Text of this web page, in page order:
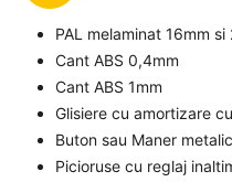
PAL melaminat 16mm si
Cant ABS 0,4mm
Cant ABS 1mm
Glisiere cu amortizare
Buton sau Maner
Picioruse cu reglaj